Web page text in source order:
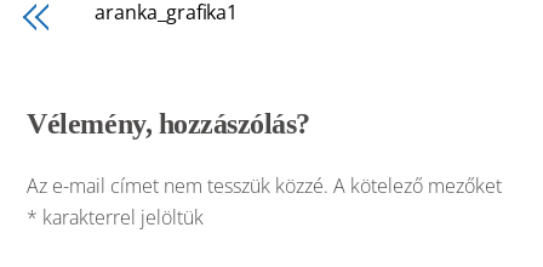
aranka_grafika1
Vélemény, hozzászólás?
Az e-mail címet nem tesszük közzé. A kötelező mezőket
* karakterrel jelöltük